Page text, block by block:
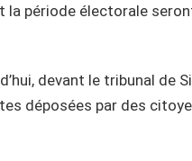
période électorale
devant le tribunal de
déposées par des